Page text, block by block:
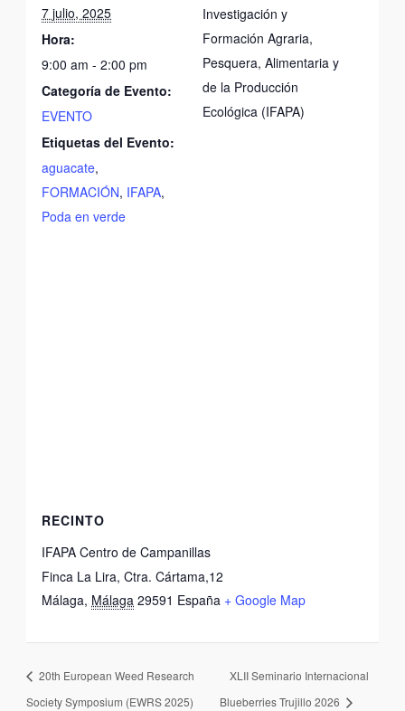
7 julio, 2025
Hora:
9:00 am - 2:00 pm
Categoría de Evento:
EVENTO
Etiquetas del Evento:
aguacate,
FORMACIÓN, IFAPA,
Poda en verde
Investigación y
Formación Agraria,
Pesquera, Alimentaria y
de la Producción
Ecológica (IFAPA)
RECINTO
IFAPA Centro de Campanillas
Finca La Lira, Ctra. Cártama,12
Málaga, Málaga 29591 España + Google Map
20th European Weed Research
Society Symposium (EWRS 2025)
XLII Seminario Internacional
Blueberries Trujillo 2026